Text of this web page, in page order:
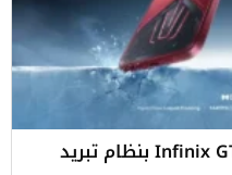
تقديم هاتف الألعاب Infinix GT 50 Pro بنظام تبريد